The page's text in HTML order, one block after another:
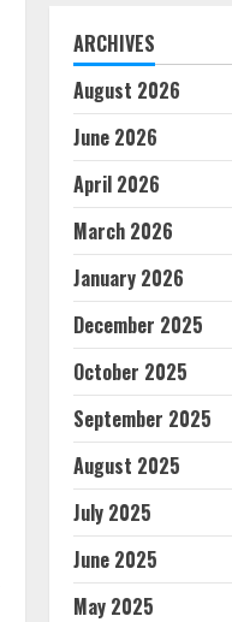
ARCHIVES
August 2026
June 2026
April 2026
March 2026
January 2026
December 2025
October 2025
September 2025
August 2025
July 2025
June 2025
May 2025